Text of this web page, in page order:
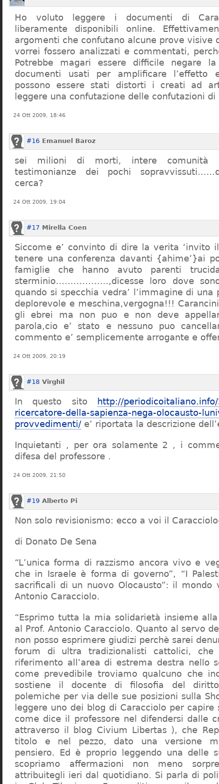
Ho voluto leggere i documenti di
liberamente disponibili online.
argomenti che confutano alcune prove visive
vorrei fossero analizzati e commentati,
Potrebbe magari essere difficile negare
documenti usati per amplificare l’effetto
possono essere stati distorti i creati ad
leggere una confutazione delle confutazioni di
24 Ott 2009, 18:46
#16 Emanuel Baroz
sei milioni di morti, intere comunità
testimonianze dei pochi
cerca?
24 Ott 2009, 19:04
#17 Mirella Coen
Siccome e’ convinto di dire la verita ‘invito
tenere una conferenza davanti {ahime’}ai
famiglie che hanno avuto parenti
sterminio………………,dicesse loro dove
quando si specchia vedra’ l’immagine di una
deplorevole e meschina,vergogna!!!
gli ebrei ma non puo e non deve
parola,cio e’ stato e nessuno puo
commento e’ semplicemente arrogante e
24 Ott 2009, 20:19
#18 Virghil
In questo sito
http://
ricercatore-della-sapienza-nega-olocausto-
provvedimenti/ e’ riportata la descrizione
Inquietanti , per ora solamente 2 , i
difesa del professore .
24 Ott 2009, 21:50
#19 Alberto Pi
Non solo revisionismo: ecco a voi il
di Donato De Sena
“L’unica forma di razzismo ancora vivo e
che in Israele è forma di governo”, “I
sacrificali di un nuovo Olocausto”: il mondo
Antonio Caracciolo.
“Esprimo tutta la mia solidarietà insieme
al Prof. Antonio Caracciolo. Quanto al servo
non posso esprimere giudizi perchè sarei
forum di ultra tradizionalisti cattolici,
riferimento all’area di estrema destra nello
come prevedibile troviamo qualcuno che
sostiene il docente di filosofia del
polemiche per via delle sue posizioni sulla
leggere uno dei blog di Caracciolo per
come dice il professore nel difendersi dalle
attraverso il blog Civium Libertas ), che
titolo e nel pezzo, dato una versione
pensiero. Ed è proprio leggendo una delle
scopriamo affermazioni non meno
attribuitegli ieri dal quotidiano. Si parla di